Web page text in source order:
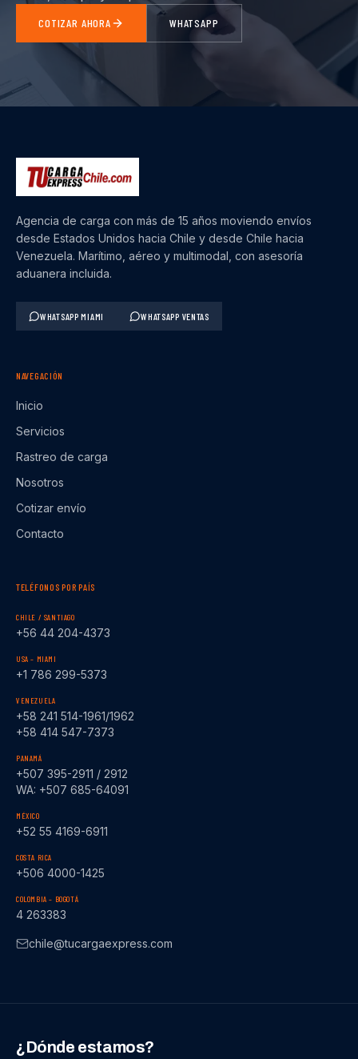
COTIZAR AHORA WHATSAPP
Agencia de carga con más de 15 años moviendo envíos
desde Estados Unidos hacia Chile y desde Chile hacia
Venezuela. Marítimo, aéreo y multimodal, con asesoría
aduanera incluida.
WHATSAPP MIAMI WHATSAPP VENTAS
NAVEGACIÓN
Inicio
Servicios
Rastreo de carga
Nosotros
Cotizar envío
Contacto
TELÉFONOS POR PAÍS
CHILE / SANTIAGO
+56 44 204-4373
USA – MIAMI
+1 786 299-5373
VENEZUELA
+58 241 514-1961/1962
+58 414 547-7373
PANAMÁ
+507 395-2911 / 2912
WA: +507 685-64091
MÉXICO
+52 55 4169-6911
COSTA RICA
+506 4000-1425
COLOMBIA – BOGOTÁ
4 263383
chile@tucargaexpress.com
¿Dónde estamos?